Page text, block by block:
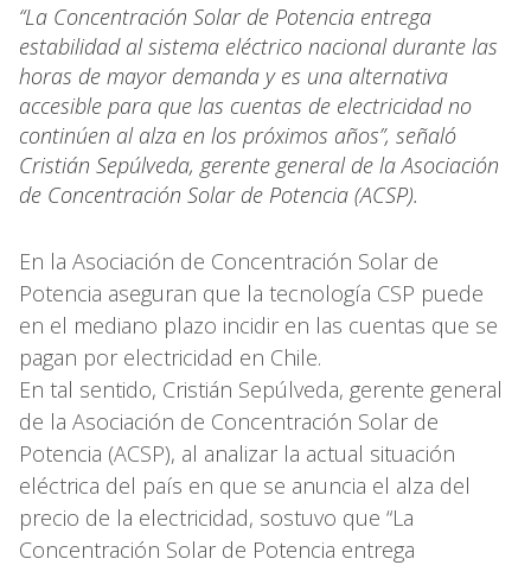
“La Concentración Solar de Potencia entrega
estabilidad al sistema eléctrico nacional durante las
horas de mayor demanda y es una alternativa
accesible para que las cuentas de electricidad no
continúen al alza en los próximos años”, señaló
Cristián Sepúlveda, gerente general de la Asociación
de Concentración Solar de Potencia (ACSP).
En la Asociación de Concentración Solar de
Potencia aseguran que la tecnología CSP puede
en el mediano plazo incidir en las cuentas que se
pagan por electricidad en Chile.
En tal sentido, Cristián Sepúlveda, gerente general
de la Asociación de Concentración Solar de
Potencia (ACSP), al analizar la actual situación
eléctrica del país en que se anuncia el alza del
precio de la electricidad, sostuvo que “La
Concentración Solar de Potencia entrega